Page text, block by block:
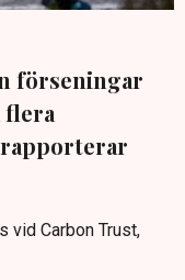
förseningar
flera
vid Carbon Trust,